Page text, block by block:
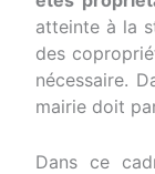
atteinte à la
des
nécessaire.
mairie doit
Dans ce